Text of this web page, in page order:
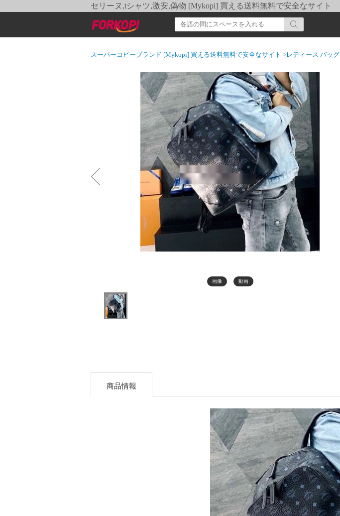
セリーヌ,tシャツ,激安,偽物 [Mykopi] 買える送料無料で安全なサイト
スーパーコピーブランド [Mykopi] 買える送料無料で安全なサイト >レディース バッグ
画像 動画
商品情報